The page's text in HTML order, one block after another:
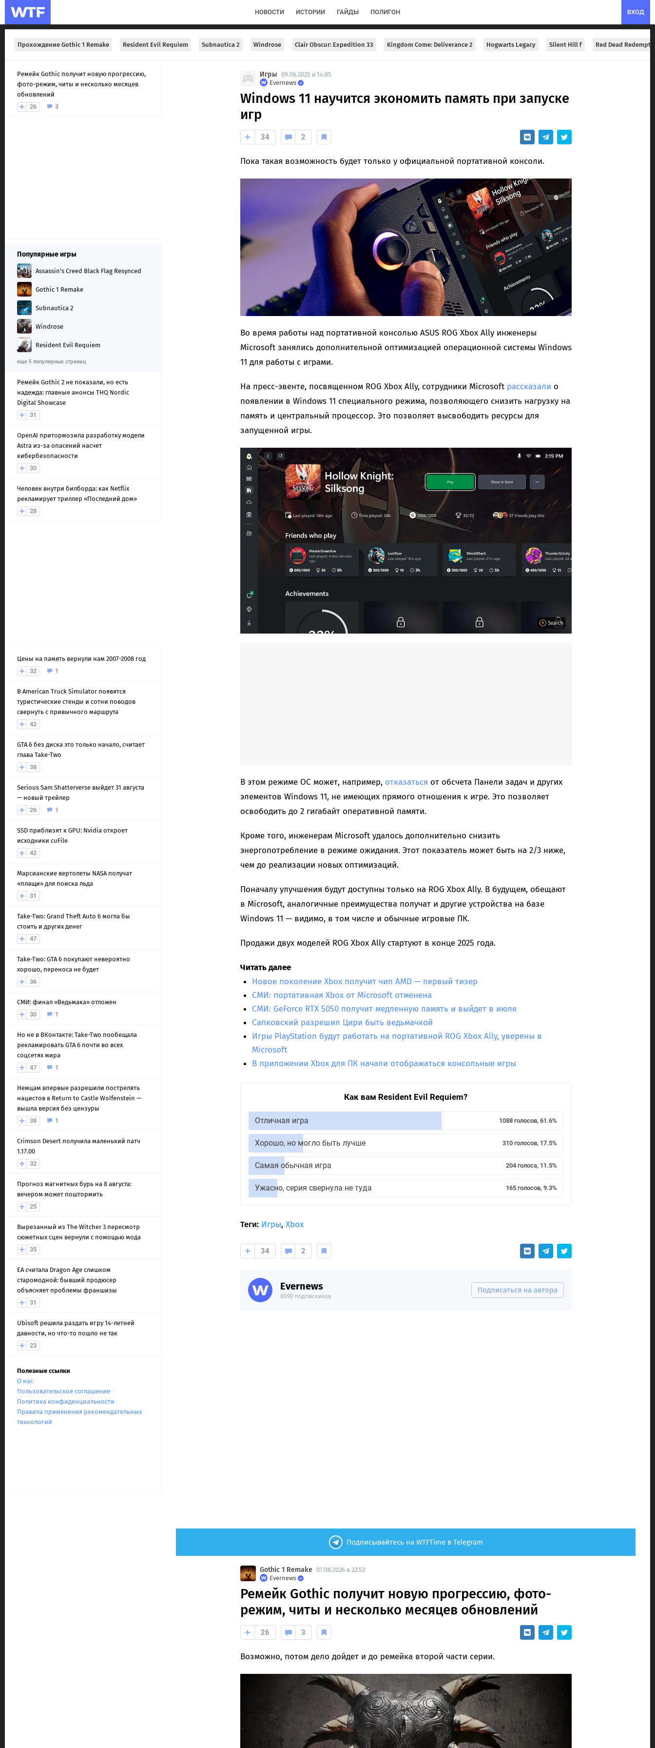
ВХОД
НОВОСТИ ИСТОРИИ ГАЙДЫ ПОЛИГОН
Прохождение Gothic 1 Remake Resident Evil Requiem Subnautica 2 Windrose Clair Obscur: Expedition 33 Kingdom Come: Deliverance 2 Hogwarts Legacy Silent Hill f Red Dead
Ремейк Gothic получит новую прогрессию,
фото-режим, читы и несколько месяцев
обновлений
26
3
Популярные игры
Assassin's Creed Black Flag Resynced
Gothic 1 Remake
Subnautica 2
Windrose
Resident Evil Requiem
еще 5 популярных страниц
Ремейк Gothic 2 не показали, но есть
надежда: главные анонсы THQ Nordic
Digital Showcase
31
OpenAI притормозила разработку модели
Astra из-за опасений насчет
кибербезопасности
30
Человек внутри билборда: как Netflix
рекламирует триллер «Последний дом»
28
Цены на память вернули нам 2007-2008 год
32
1
В American Truck Simulator появятся
туристические стенды и сотни поводов
свернуть с привычного маршрута
42
GTA 6 без диска это только начало, считает
глава Take-Two
38
Serious Sam Shatterverse выйдет 31 августа
— новый трейлер
26
1
SSD приблизят к GPU: Nvidia откроет
исходники cuFile
42
Марсианские вертолеты NASA получат
«плащи» для поиска льда
31
Take-Two: Grand Theft Auto 6 могла бы
стоить и других денег
47
Take-Two: GTA 6 покупают невероятно
хорошо, переноса не будет
36
СМИ: финал «Ведьмака» отложен
30
1
Но не в ВКонтакте: Take-Two пообещала
рекламировать GTA 6 почти во всех
соцсетях мира
47
1
Немцам впервые разрешили пострелять
нацистов в Return to Castle Wolfenstein —
вышла версия без цензуры
38
1
Crimson Desert получила маленький патч
1.17.00
32
Прогноз магнитных бурь на 8 августа:
вечером может поштормить
25
Вырезанный из The Witcher 3 пересмотр
сюжетных сцен вернули с помощью мода
35
EA считала Dragon Age слишком
старомодной: бывший продюсер
объясняет проблемы франшизы
31
Ubisoft решила раздать игру 14-летней
давности, но что-то пошло не так
23
Полезные ссылки
О нас
Пользовательское соглашение
Политика конфиденциальности
Правила применения рекомендательных
технологий
Игры 09.06.2025 в 14:05
Evernews
Windows 11 научится экономить память при запуске
игр
34 2
Пока такая возможность будет только у официальной портативной консоли.
Во время работы над портативной консолью ASUS ROG Xbox Ally инженеры
Microsoft занялись дополнительной оптимизацией операционной системы Windows
11 для работы с играми.
На пресс-эвенте, посвященном ROG Xbox Ally, сотрудники Microsoft рассказали о
появлении в Windows 11 специального режима, позволяющего снизить нагрузку на
память и центральный процессор. Это позволяет высвободить ресурсы для
запущенной игры.
В этом режиме ОС может, например, отказаться от обсчета Панели задач и других
элементов Windows 11, не имеющих прямого отношения к игре. Это позволяет
освободить до 2 гигабайт оперативной памяти.
Кроме того, инженерам Microsoft удалось дополнительно снизить
энергопотребление в режиме ожидания. Этот показатель может быть на 2/3 ниже,
чем до реализации новых оптимизаций.
Поначалу улучшения будут доступны только на ROG Xbox Ally. В будущем, обещают
в Microsoft, аналогичные преимущества получат и другие устройства на базе
Windows 11 — видимо, в том числе и обычные игровые ПК.
Продажи двух моделей ROG Xbox Ally стартуют в конце 2025 года.
Читать далее
Новое поколение Xbox получит чип AMD — первый тизер
СМИ: портативная Xbox от Microsoft отменена
СМИ: GeForce RTX 5050 получит медленную память и выйдет в июле
Сапковский разрешил Цири быть ведьмачкой
Игры PlayStation будут работать на портативной ROG Xbox Ally, уверены в
Microsoft
В приложении Xbox для ПК начали отображаться консольные игры
Как вам Resident Evil Requiem?
Отличная игра 1088 голосов, 61.6%
Хорошо, но могло быть лучше 310 голосов, 17.5%
Самая обычная игра 204 голоса, 11.5%
Ужасно, серия свернула не туда 165 голосов, 9.3%
Теги: Игры, Xbox
34 2
Evernews
8090 подписчиков
Подписаться на автора
Подписывайтесь на WTFTime в Telegram
Gothic 1 Remake 07.08.2026 в 22:52
Evernews
Ремейк Gothic получит новую прогрессию, фото-
режим, читы и несколько месяцев обновлений
26 3
Возможно, потом дело дойдет и до ремейка второй части серии.